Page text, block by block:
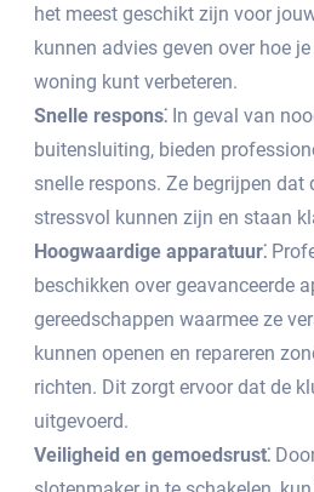
het meest geschikt zijn voor
kunnen advies geven over hoe
woning kunt verbeteren.​
Snelle respons⁚ In geval van
buitensluiting, bieden
snelle respons.​ Ze begrijpen dat
stressvol kunnen zijn en staan
Hoogwaardige apparatuur⁚
beschikken over geavanceerde
gereedschappen waarmee ze
kunnen openen en repareren
richten.​ Dit zorgt ervoor dat de
uitgevoerd.​
Veiligheid en gemoedsrust⁚